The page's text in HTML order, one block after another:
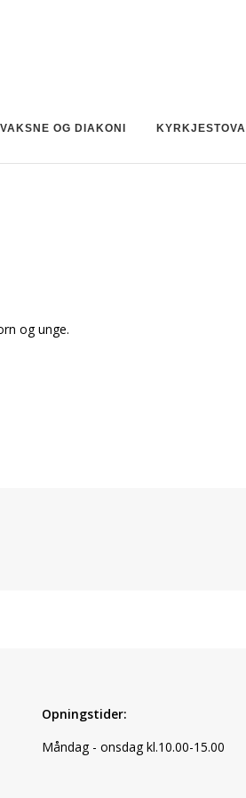
VAKSNE OG DIAKONI KYRKJESTOVA
og unge.
Opningstider:
Måndag - onsdag kl.10.00-15.00